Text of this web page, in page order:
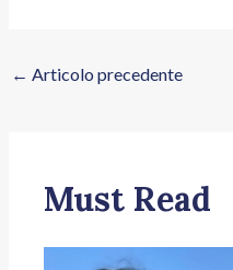
← Articolo precedente
Must Read